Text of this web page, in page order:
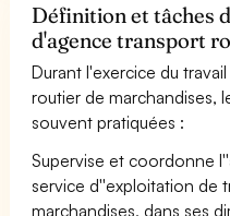
Définition et tâches
d'agence transport
Durant l'exercice du
routier de marchandises,
souvent pratiquées :
Supervise et coordonne
service d''exploitation de
marchandises, dans ses